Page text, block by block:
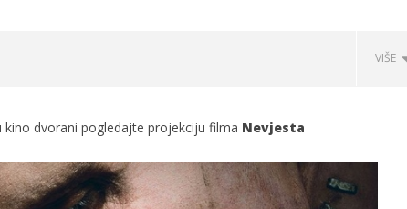
VPŽ
VIŠE
dvorani pogledajte projekciju filma Nevjesta